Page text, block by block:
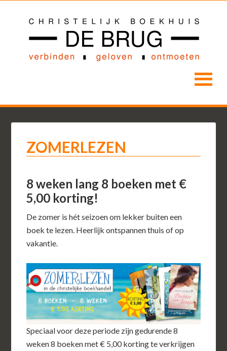
ZOMERLEZEN
8 weken lang 8 boeken met €
5,00 korting!
De zomer is hét seizoen om lekker buiten een
boek te lezen. Heerlijk ontspannen thuis of op
vakantie.
Speciaal voor deze periode zijn gedurende 8
weken 8 boeken met € 5,00 korting te verkrijgen